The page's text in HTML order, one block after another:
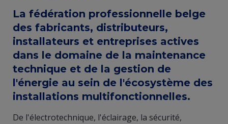
La fédération professionnelle belge
des fabricants, distributeurs,
installateurs et entreprises actives
dans le domaine de la maintenance
technique et de la gestion de
l'énergie au sein de l'écosystème des
installations multifonctionnelles.
De l'électrotechnique, l'éclairage, la sécurité,